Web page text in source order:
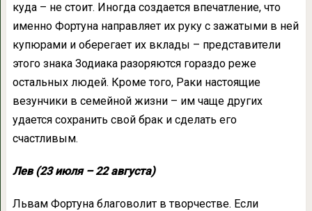
куда – не стоит. Иногда создается впечатление, что
именно Фортуна направляет их руку с зажатыми в ней
купюрами и оберегает их вклады – представители
этого знака Зодиака разоряются гораздо реже
остальных людей. Кроме того, Раки настоящие
везунчики в семейной жизни – им чаще других
удается сохранить свой брак и сделать его
счастливым.
Лев (23 июля – 22 августа)
Львам Фортуна благоволит в творчестве. Если